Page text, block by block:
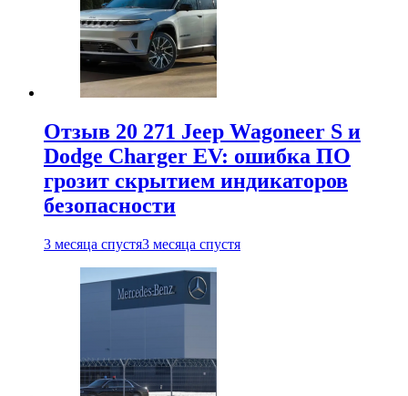
Отзыв 20 271 Jeep Wagoneer S и
Dodge Charger EV: ошибка ПО
грозит скрытием индикаторов
безопасности
3 месяца спустя3 месяца спустя